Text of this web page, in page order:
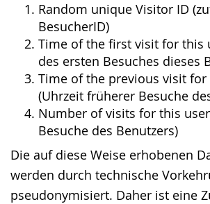
Random unique Visitor ID
BesucherID)
Time of the first visit for this
des ersten Besuches dieses
Time of the previous visit
(Uhrzeit früherer Besuche
Number of visits for this
Besuche des Benutzers)
Die auf diese Weise erhobenen
werden durch technische
pseudonymisiert. Daher ist eine